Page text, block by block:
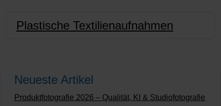
Plastische Textilienaufnahmen
Neueste Artikel
Produktfotografie 2026 – Qualität, KI & Studiofotografie